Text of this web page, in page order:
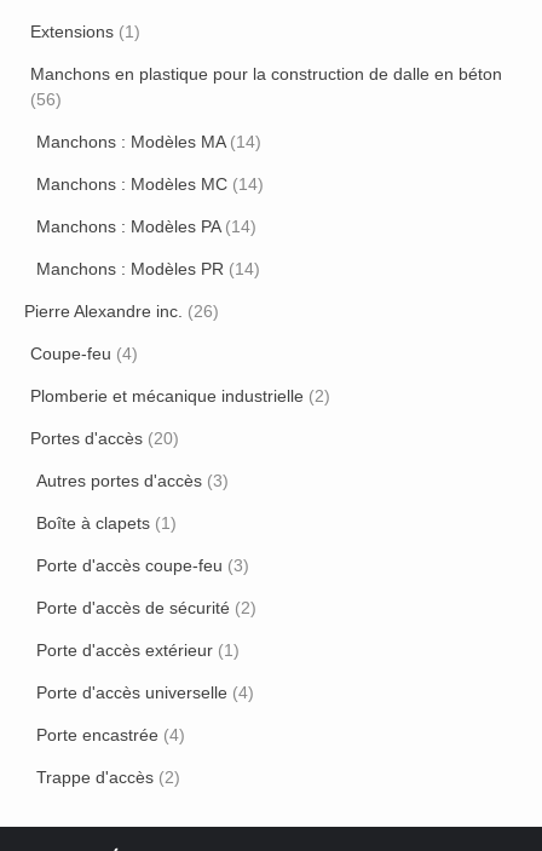
Extensions (1)
Manchons en plastique pour la construction de dalle en béton
(56)
Manchons : Modèles MA (14)
Manchons : Modèles MC (14)
Manchons : Modèles PA (14)
Manchons : Modèles PR (14)
Pierre Alexandre inc. (26)
Coupe-feu (4)
Plomberie et mécanique industrielle (2)
Portes d'accès (20)
Autres portes d'accès (3)
Boîte à clapets (1)
Porte d'accès coupe-feu (3)
Porte d'accès de sécurité (2)
Porte d'accès extérieur (1)
Porte d'accès universelle (4)
Porte encastrée (4)
Trappe d'accès (2)